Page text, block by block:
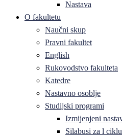
Nastava
O fakultetu
Naučni skup
Pravni fakultet
English
Rukovodstvo fakulteta
Katedre
Nastavno osoblje
Studijski programi
Izmijenjeni
Silabusi za l